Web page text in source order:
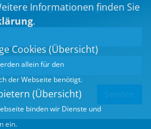
dem Landtag und der Region.
Informationen finden Sie
.
Cookies (Übersicht)
allein für den
der Webseite benötigt.
(Übersicht)
binden wir Dienste und
ein.